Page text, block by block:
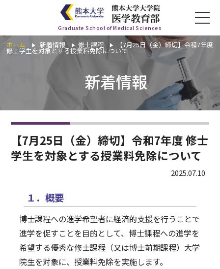
Graduate School of Medical Sciences
ホーム 新着情報 修士課程 【7月25日（金）締切】令和7年度
修士学生を対象とする授業料免除について
新着情報
【7月25日（金）締切】令和7年度 修士
学生を対象とする授業料免除について
2025.07.10
１．概要
博士課程への進学希望者に経済的支援を行うことで
進学を促すことを目的として、博士課程への進学を
希望する優秀な修士課程（又は博士前期課程）大学
院生を対象に、授業料免除を実施します。
医学教育部について
入学希望の方
お知らせ
イベント
教職員の方